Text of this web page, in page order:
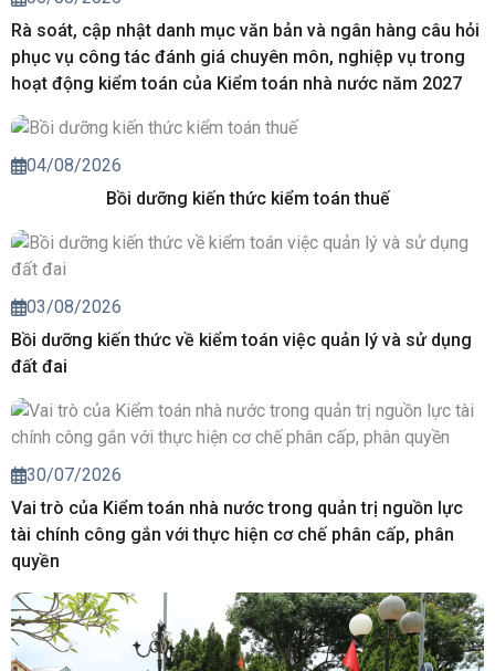
Rà soát, cập nhật danh mục văn bản và ngân hàng câu hỏi
phục vụ công tác đánh giá chuyên môn, nghiệp vụ trong
hoạt động kiểm toán của Kiểm toán nhà nước năm 2027
04/08/2026
Bồi dưỡng kiến thức kiểm toán thuế
03/08/2026
Bồi dưỡng kiến thức về kiểm toán việc quản lý và sử dụng
đất đai
30/07/2026
Vai trò của Kiểm toán nhà nước trong quản trị nguồn lực
tài chính công gắn với thực hiện cơ chế phân cấp, phân
quyền